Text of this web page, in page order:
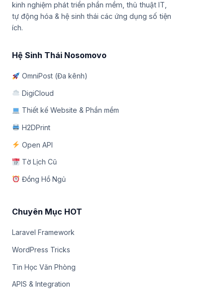
kinh nghiệm phát triển phần mềm, thủ thuật IT,
tự động hóa & hệ sinh thái các ứng dụng số tiện
ích.
Hệ Sinh Thái Nosomovo
OmniPost (Đa kênh)
DigiCloud
Thiết kế Website & Phần mềm
H2DPrint
Open API
Tờ Lịch Cũ
Đồng Hồ Ngủ
Chuyên Mục HOT
Laravel Framework
WordPress Tricks
Tin Học Văn Phòng
APIS & Integration